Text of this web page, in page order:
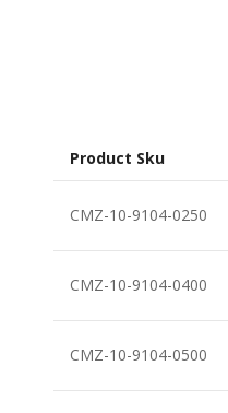
prodotti
raggruppati
Product Sku
CMZ-10-9104-0250
CMZ-10-9104-0400
CMZ-10-9104-0500